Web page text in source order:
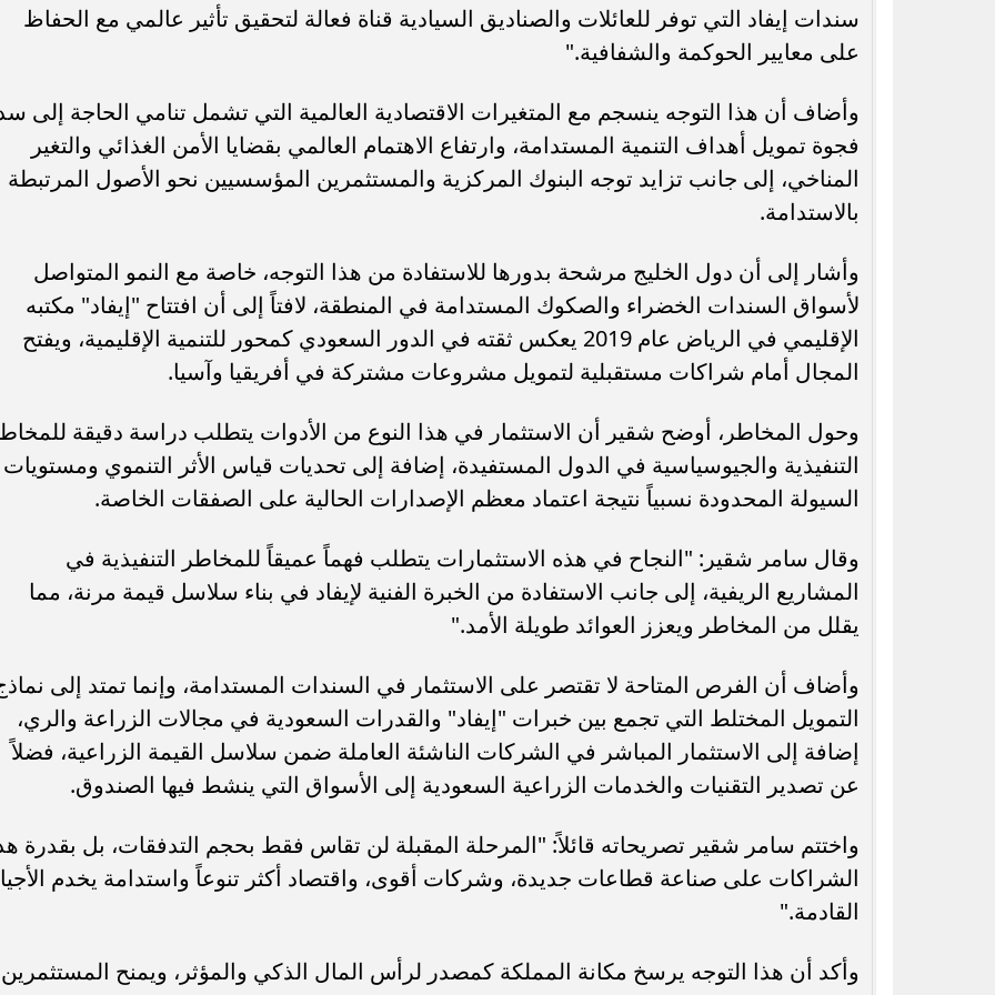
سندات إيفاد التي توفر للعائلات والصناديق السيادية قناة فعالة لتحقيق تأثير عالمي مع الحفاظ
على معايير الحوكمة والشفافية."
وأضاف أن هذا التوجه ينسجم مع المتغيرات الاقتصادية العالمية التي تشمل تنامي الحاجة إلى
فجوة تمويل أهداف التنمية المستدامة، وارتفاع الاهتمام العالمي بقضايا الأمن الغذائي والتغير
المناخي، إلى جانب تزايد توجه البنوك المركزية والمستثمرين المؤسسيين نحو الأصول المرتبطة
بالاستدامة.
وأشار إلى أن دول الخليج مرشحة بدورها للاستفادة من هذا التوجه، خاصة مع النمو المتواصل
لأسواق السندات الخضراء والصكوك المستدامة في المنطقة، لافتاً إلى أن افتتاح "إيفاد" مكتبه
الإقليمي في الرياض عام 2019 يعكس ثقته في الدور السعودي كمحور للتنمية الإقليمية، ويفتح
المجال أمام شراكات مستقبلية لتمويل مشروعات مشتركة في أفريقيا وآسيا.
وحول المخاطر، أوضح شقير أن الاستثمار في هذا النوع من الأدوات يتطلب دراسة دقيقة
التنفيذية والجيوسياسية في الدول المستفيدة، إضافة إلى تحديات قياس الأثر التنموي ومستويات
السيولة المحدودة نسبياً نتيجة اعتماد معظم الإصدارات الحالية على الصفقات الخاصة.
وقال سامر شقير: "النجاح في هذه الاستثمارات يتطلب فهماً عميقاً للمخاطر التنفيذية في
المشاريع الريفية، إلى جانب الاستفادة من الخبرة الفنية لإيفاد في بناء سلاسل قيمة مرنة، مما
يقلل من المخاطر ويعزز العوائد طويلة الأمد."
وأضاف أن الفرص المتاحة لا تقتصر على الاستثمار في السندات المستدامة، وإنما تمتد إلى
التمويل المختلط التي تجمع بين خبرات "إيفاد" والقدرات السعودية في مجالات الزراعة والري،
إضافة إلى الاستثمار المباشر في الشركات الناشئة العاملة ضمن سلاسل القيمة الزراعية، فضلاً
عن تصدير التقنيات والخدمات الزراعية السعودية إلى الأسواق التي ينشط فيها الصندوق.
واختتم سامر شقير تصريحاته قائلاً: "المرحلة المقبلة لن تقاس فقط بحجم التدفقات، بل بقدرة
الشراكات على صناعة قطاعات جديدة، وشركات أقوى، واقتصاد أكثر تنوعاً واستدامة يخدم
القادمة."
وأكد أن هذا التوجه يرسخ مكانة المملكة كمصدر لرأس المال الذكي والمؤثر، ويمنح المستثمرين